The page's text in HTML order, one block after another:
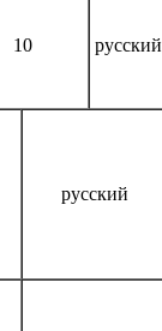
10 русский
русский